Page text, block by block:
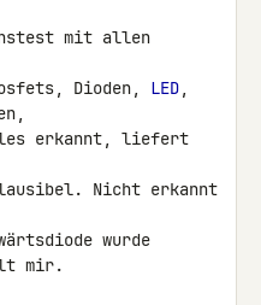
mit allen
Dioden, LED,
erkannt, liefert
Nicht erkannt
wurde
mir.